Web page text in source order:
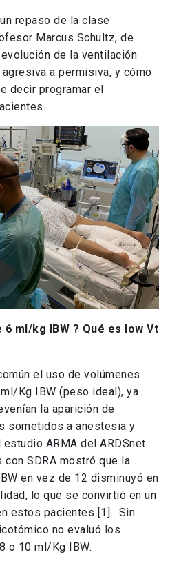
repaso de la clase
Marcus Schultz, de
de la ventilación
a permisiva, y cómo
decir programar el
ml/kg IBW ? Qué es low Vt
el uso de volúmenes
Kg IBW (peso ideal), ya
la aparición de
sometidos a anestesia y
ARMA del ARDSnet
SDRA mostró que la
en vez de 12 disminuyó en
lo que se convirtió en un
estos pacientes [1]. Sin
no evaluó los
o 10 ml/Kg IBW.